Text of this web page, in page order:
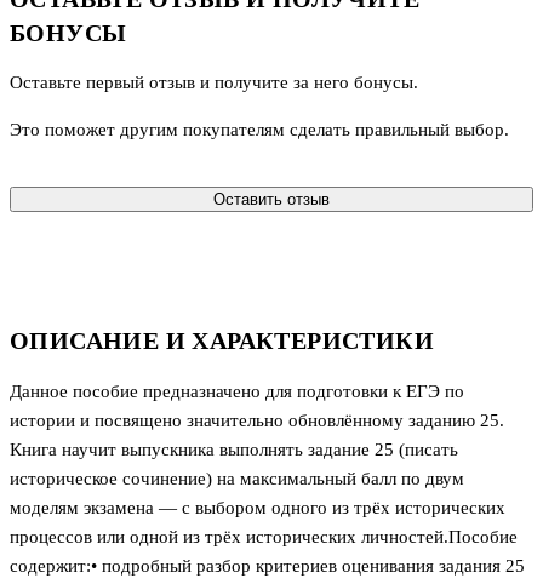
ОПИСАНИЕ И ХАРАКТЕРИСТИКИ
Данное пособие предназначено для подготовки к ЕГЭ по
истории и посвящено значительно обновлённому заданию 25.
Книга научит выпускника выполнять задание 25 (писать
историческое сочинение) на максимальный балл по двум
моделям экзамена — с выбором одного из трёх исторических
процессов или одной из трёх исторических личностей.Пособие
содержит:• подробный разбор критериев оценивания задания 25
БОНУСЫ
Оставьте первый отзыв и получите за него бонусы.
Это поможет другим покупателям сделать правильный выбор.
Оставить отзыв